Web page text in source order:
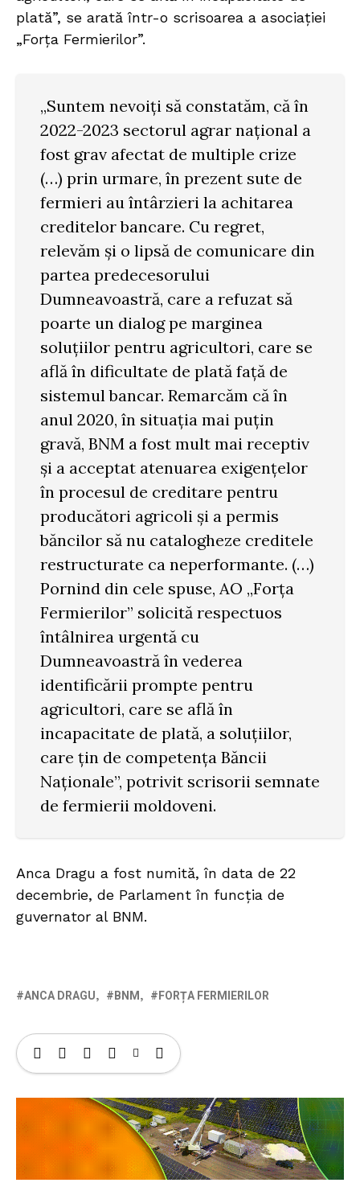
plată”, se arată într-o scrisoarea a asociației
„Forța Fermierilor”.
„Suntem nevoiți să constatăm, că în
2022-2023 sectorul agrar național a
fost grav afectat de multiple crize
(…) prin urmare, în prezent sute de
fermieri au întârzieri la achitarea
creditelor bancare. Cu regret,
relevăm și o lipsă de comunicare din
partea predecesorului
Dumneavoastră, care a refuzat să
poarte un dialog pe marginea
soluțiilor pentru agricultori, care se
află în dificultate de plată față de
sistemul bancar. Remarcăm că în
anul 2020, în situația mai puțin
gravă, BNM a fost mult mai receptiv
și a acceptat atenuarea exigențelor
în procesul de creditare pentru
producători agricoli și a permis
băncilor să nu catalogheze creditele
restructurate ca neperformante. (…)
Pornind din cele spuse, AO „Forța
Fermierilor” solicită respectuos
întâlnirea urgentă cu
Dumneavoastră în vederea
identificării prompte pentru
agricultori, care se află în
incapacitate de plată, a soluțiilor,
care țin de competența Băncii
Naționale”, potrivit scrisorii semnate
de fermierii moldoveni.
Anca Dragu a fost numită, în data de 22
decembrie, de Parlament în funcția de
guvernator al BNM.
ANCA DRAGU BNM FORȚA FERMIERILOR